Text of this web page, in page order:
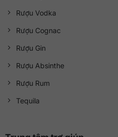
Rượu Vodka
Rượu Cognac
Rượu Gin
Rượu Absinthe
Rượu Rum
Tequila